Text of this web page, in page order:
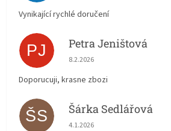
Vynikající rychlé doručení
PJ Petra Jeništová
Hodnocení obchodu je 5 z 5
8.2.2026
Doporucuji, krasne zbozi
ŠS Šárka Sedlářová
Hodnocení obchodu je 5 z 5
4.1.2026